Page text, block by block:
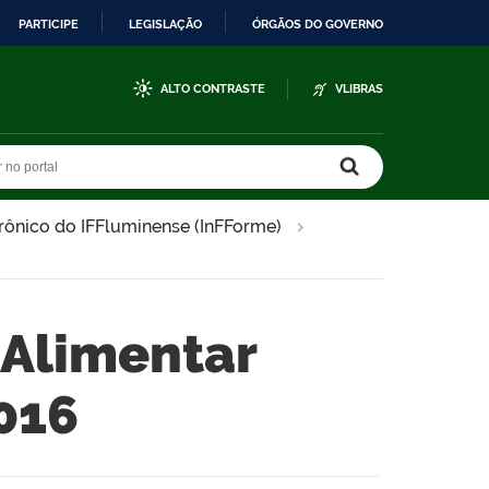
PARTICIPE LEGISLAÇÃO ÓRGÃOS DO GOVERNO
ALTO CONTRASTE VLIBRAS
do IFFluminense (InFForme)